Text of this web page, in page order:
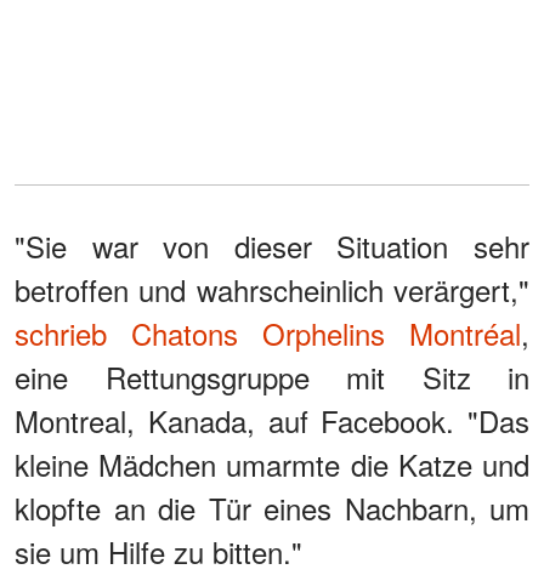
"Sie war von dieser Situation sehr
betroffen und wahrscheinlich verärgert,"
schrieb Chatons Orphelins Montréal,
eine Rettungsgruppe mit Sitz in
Montreal, Kanada, auf Facebook. "Das
kleine Mädchen umarmte die Katze und
klopfte an die Tür eines Nachbarn, um
sie um Hilfe zu bitten."